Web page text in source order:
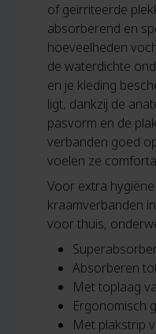
of geïrriteerde
absorberend en
hoeveelheden
de waterdichte
en je kleding
ligt, dankzij de
pasvorm en de
verbanden goed
voelen ze
Voor extra
kraamverbanden
voor thuis,
Absorberen
Met toplaag
Ergonomisch
Met plakstrip